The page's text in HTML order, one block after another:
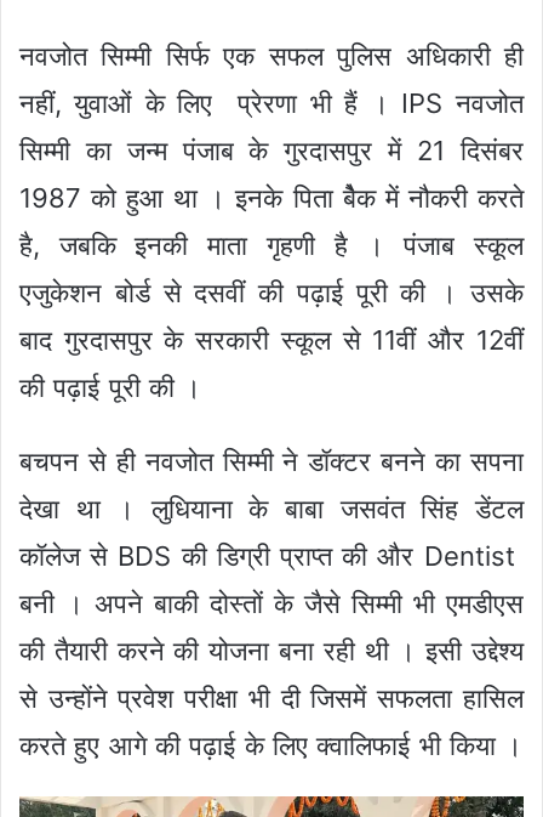
नवजोत सिम्मी सिर्फ एक सफल पुलिस अधिकारी ही
नहीं, युवाओं के लिए प्रेरणा भी हैं । IPS नवजोत
सिम्मी का जन्म पंजाब के गुरदासपुर में 21 दिसंबर
1987 को हुआ था । इनके पिता बैेक में नौकरी करते
है, जबकि इनकी माता गृहणी है । पंजाब स्कूल
एजुकेशन बोर्ड से दसवीं की पढ़ाई पूरी की । उसके
बाद गुरदासपुर के सरकारी स्कूल से 11वीं और 12वीं
की पढ़ाई पूरी की ।
बचपन से ही नवजोत सिम्मी ने डॉक्टर बनने का सपना
देखा था । लुधियाना के बाबा जसवंत सिंह डेंटल
कॉलेज से BDS की डिग्री प्राप्त की और Dentist
बनी । अपने बाकी दोस्तों के जैसे सिम्मी भी एमडीएस
की तैयारी करने की योजना बना रही थी । इसी उद्देश्य
से उन्होंने प्रवेश परीक्षा भी दी जिसमें सफलता हासिल
करते हुए आगे की पढ़ाई के लिए क्वालिफाई भी किया ।